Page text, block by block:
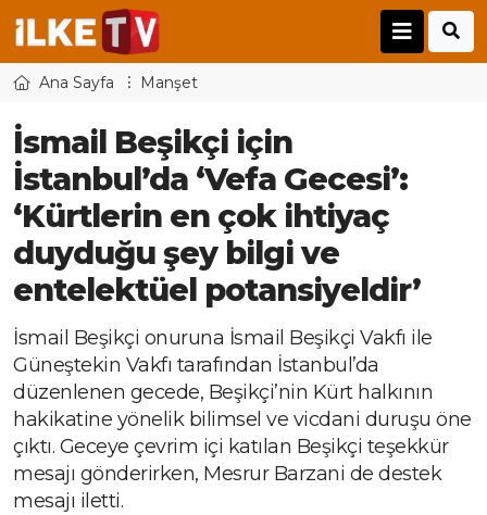
Ana Sayfa Manşet
İsmail Beşikçi için
İstanbul’da ‘Vefa Gecesi’:
‘Kürtlerin en çok ihtiyaç
duyduğu şey bilgi ve
entelektüel potansiyeldir’
İsmail Beşikçi onuruna İsmail Beşikçi Vakfı ile
Güneştekin Vakfı tarafından İstanbul’da
düzenlenen gecede, Beşikçi’nin Kürt halkının
hakikatine yönelik bilimsel ve vicdani duruşu öne
çıktı. Geceye çevrim içi katılan Beşikçi teşekkür
mesajı gönderirken, Mesrur Barzani de destek
mesajı iletti.